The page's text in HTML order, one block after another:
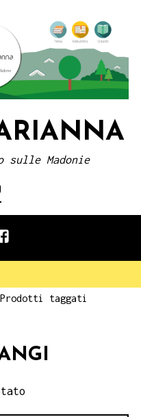
sulle Madonie
facebook
taggati